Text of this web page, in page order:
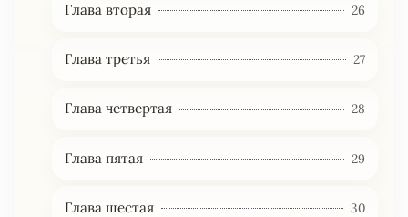
Глава вторая 26
Глава третья 27
Глава четвертая 28
Глава пятая 29
Глава шестая 30